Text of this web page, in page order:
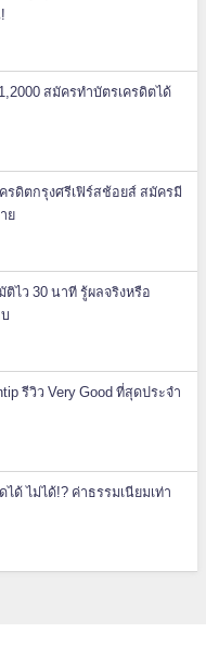
สมัครทำบัตรเครดิตได้
รดิตกรุงศรีเฟิร์สช้อยส์ สมัครมี
ย
ไว 30 นาที รู้ผลจริงหรือ
รีวิว Very Good ที่สุดประจำ
ด้ ไม่ได้!? ค่าธรรมเนียมเท่า